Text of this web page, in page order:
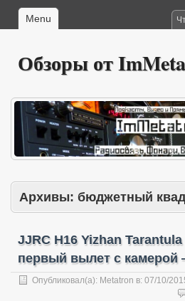
Menu
Обзоры от
Архивы: бюджетный
JJRC H16 Yizhan
первый вылет с камерой
Опубликовал(а): Metatron в: 07/10/